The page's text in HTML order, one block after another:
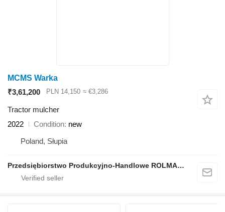
MCMS Warka
₹3,61,200
PLN 14,150 ≈ €3,286
Tractor mulcher
2022
Condition new
Poland, Słupia
Przedsiębiorstwo Produkcyjno-Handlowe ROLMAPOL Marcin Dziekan